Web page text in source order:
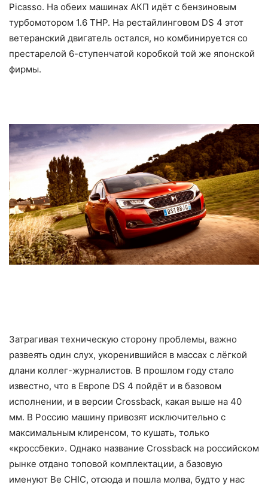
Picasso. На обеих машинах АКП идёт с бензиновым
турбомотором 1.6 THP. На рестайлинговом DS 4 этот
ветеранский двигатель остался, но комбинируется со
престарелой 6-ступенчатой коробкой той же японской
фирмы.
Затрагивая техническую сторону проблемы, важно
развеять один слух, укоренившийся в массах с лёгкой
длани коллег-журналистов. В прошлом году стало
известно, что в Европе DS 4 пойдёт и в базовом
исполнении, и в версии Crossback, какая выше на 40
мм. В Россию машину привозят исключительно с
максимальным клиренсом, то кушать, только
«кроссбеки». Однако название Crossback на российском
рынке отдано топовой комплектации, а базовую
именуют Be CHIC, отсюда и пошла молва, будто у нас